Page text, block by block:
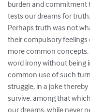
burden and
tests our dreams for truth.
Perhaps truth was not
their compulsory
more common
word irony without being
common use of such
struggle, in a joke
survive, among that
our dreams, while never